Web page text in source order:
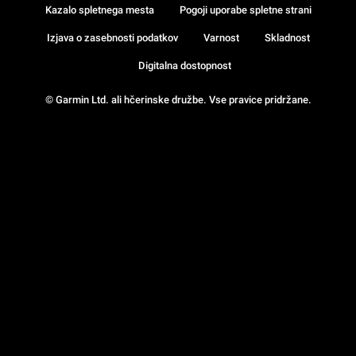
© Garmin Ltd. ali hčerinske družbe. Vse pravice pridržane.
Kazalo spletnega mesta Pogoji uporabe spletne strani
Izjava o zasebnosti podatkov Varnost Skladnost
Digitalna dostopnost